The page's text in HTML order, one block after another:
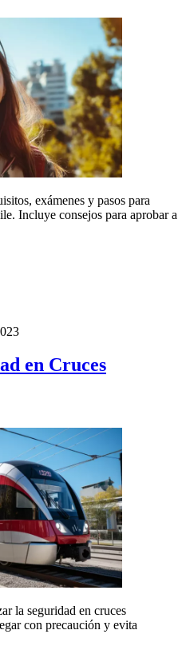
exámenes y pasos para
Incluye consejos para aprobar a
en Cruces
la seguridad en cruces
con precaución y evita